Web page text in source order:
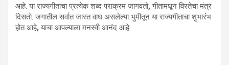
आहे. या राज्यगीताचा प्रत्येक शब्द पराक्रम जागवतो,गीतामधून विरतेचा मंत्र
दिसतो. जगातील सर्वात जास्त वाघ असलेल्या भुमीतून या राज्यगीताचा शुभारंभ
होत आहे,याचा आपल्याला मनस्वी आनंद आहे.